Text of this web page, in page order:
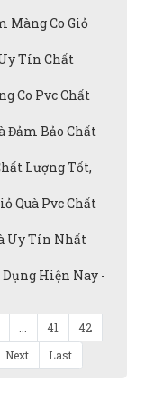
Màng Co Giỏ
Tín Chất
Co Pvc Chất
Đảm Bảo Chất
Lượng Tốt,
Quà Pvc Chất
Uy Tín Nhất
Dụng Hiện Nay -
41
42
Next Last